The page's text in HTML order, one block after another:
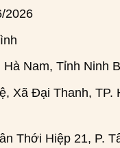
2026
Nam, Tỉnh Ninh
Xã Đại Thanh, TP.
Thới Hiệp 21, P.